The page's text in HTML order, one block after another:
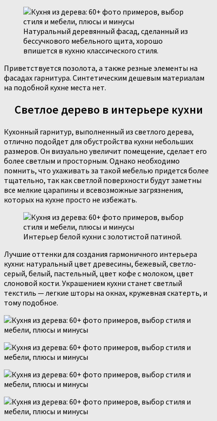
Натуральный деревянный фасад, сделанный из
бессучкового мебельного щита, хорошо
впишется в кухню классического стиля.
Приветствуется позолота, а также резные элементы на
фасадах гарнитура. Синтетическим дешевым материалам
на подобной кухне места нет.
Светлое дерево в интерьере кухни
Кухонный гарнитур, выполненный из светлого дерева,
отлично подойдет для обустройства кухни небольших
размеров. Он визуально увеличит помещение, сделает его
более светлым и просторным. Однако необходимо
помнить, что ухаживать за такой мебелью придется более
тщательно, так как светлой поверхности будут заметны
все мелкие царапины и всевозможные загрязнения,
которых на кухне просто не избежать.
Интерьер белой кухни с золотистой патиной.
Лучшие оттенки для создания гармоничного интерьера
кухни: натуральный цвет древесины, бежевый, светло-
серый, белый, пастельный, цвет кофе с молоком, цвет
слоновой кости. Украшением кухни станет светлый
текстиль — легкие шторы на окнах, кружевная скатерть, и
тому подобное.